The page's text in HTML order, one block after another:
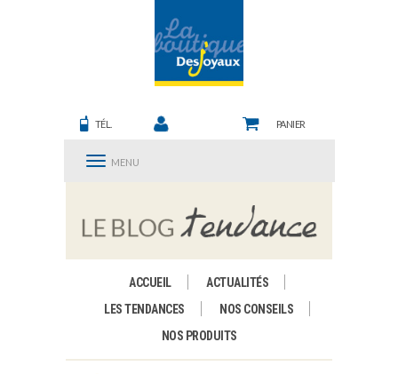
TÉL. PANIER
MENU
ACCUEIL
ACTUALITÉS
LES TENDANCES
NOS CONSEILS
NOS PRODUITS